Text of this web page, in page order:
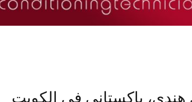
باكستاني في الكويت